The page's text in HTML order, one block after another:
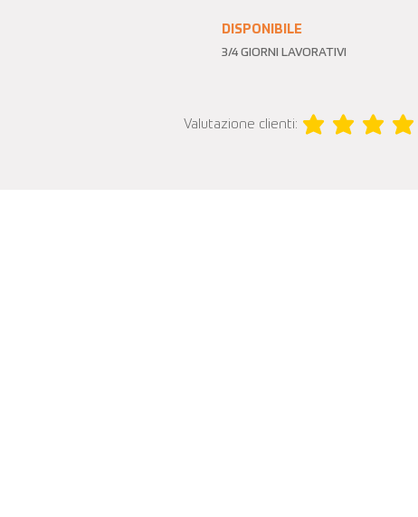
DISPONIBILE
3/4 GIORNI LAVORATIVI
Valutazione clienti: la valutazione media è